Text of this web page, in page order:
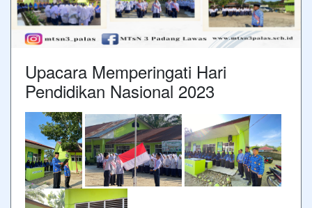
Upacara Memperingati Hari
Pendidikan Nasional 2023